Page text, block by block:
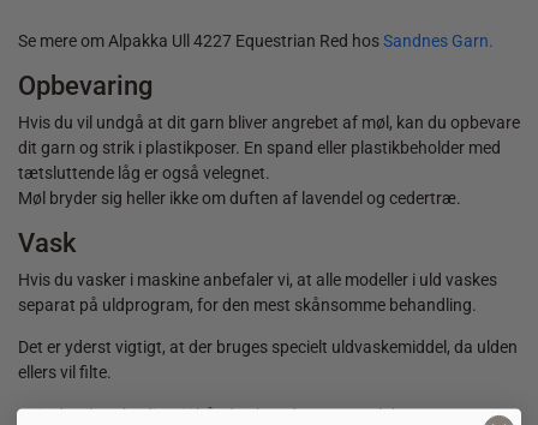
Se mere om Alpakka Ull 4227 Equestrian Red hosSandnes Garn.
Opbevaring
Hvis du vil undgå at dit garn bliver angrebet af møl, kan du opbevare
dit garn og strik i plastikposer. En spand eller plastikbeholder med
tætsluttende låg er også velegnet.
Møl bryder sig heller ikke om duften af lavendel og cedertræ.
Vask
Hvis du vasker i maskine anbefaler vi, at alle modeller i uld vaskes
separat på uldprogram, for den mest skånsomme behandling.
Det er yderst vigtigt, at der bruges specielt uldvaskemiddel, da ulden
ellers vil filte.
Hvis du vil vaske dit tøj i hånden kan dug eventuelt bruge